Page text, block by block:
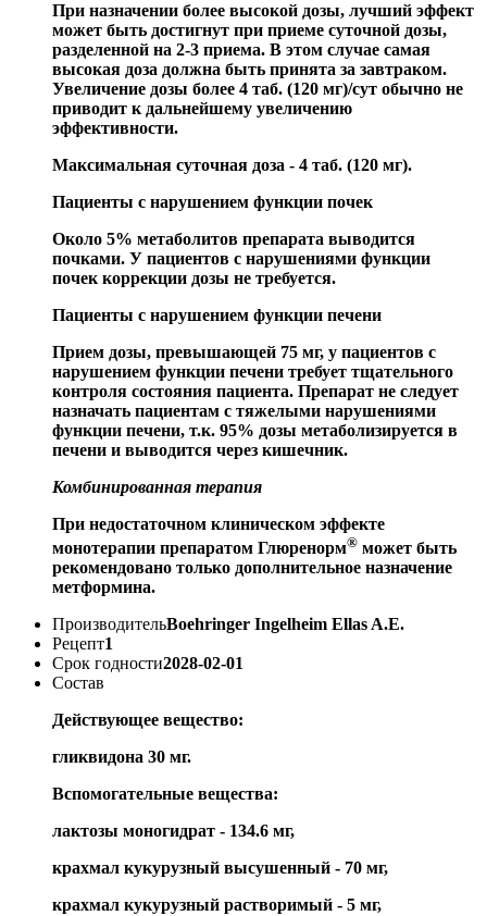
При назначении более высокой дозы, лучший эффект
может быть достигнут при приеме суточной дозы,
разделенной на 2-3 приема. В этом случае самая
высокая доза должна быть принята за завтраком.
Увеличение дозы более 4 таб. (120 мг)/сут обычно не
приводит к дальнейшему увеличению
эффективности.
Максимальная суточная доза - 4 таб. (120 мг).
Пациенты с нарушением функции почек
Около 5% метаболитов препарата выводится
почками. У пациентов с нарушениями функции
почек коррекции дозы не требуется.
Пациенты с нарушением функции печени
Прием дозы, превышающей 75 мг, у пациентов с
нарушением функции печени требует тщательного
контроля состояния пациента. Препарат не следует
назначать пациентам с тяжелыми нарушениями
функции печени, т.к. 95% дозы метаболизируется в
печени и выводится через кишечник.
Комбинированная терапия
При недостаточном клиническом эффекте
монотерапии препаратом Глюренорм® может быть
рекомендовано только дополнительное назначение
метформина.
ПроизводительBoehringer Ingelheim Ellas A.E.
Рецепт1
Срок годности2028-02-01
Состав
Действующее вещество:
гликвидона 30 мг.
Вспомогательные вещества:
лактозы моногидрат - 134.6 мг,
крахмал кукурузный высушенный - 70 мг,
крахмал кукурузный растворимый - 5 мг,